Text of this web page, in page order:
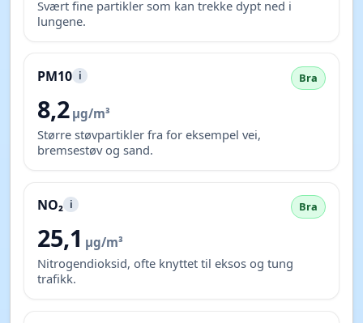
Svært fine partikler som kan trekke dypt ned i
lungene.
PM10 i Bra
8,2 µg/m³
Større støvpartikler fra for eksempel vei,
bremsestøv og sand.
NO₂ i Bra
25,1 µg/m³
Nitrogendioksid, ofte knyttet til eksos og tung
trafikk.